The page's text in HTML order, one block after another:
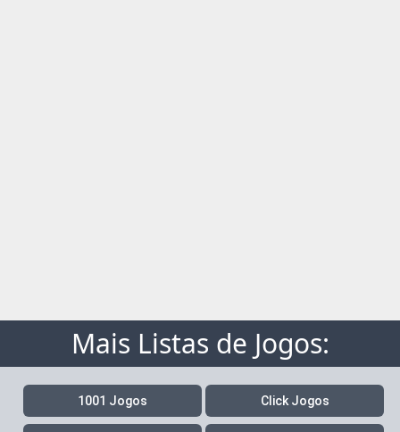
Mais Listas de Jogos:
1001 Jogos Click Jogos